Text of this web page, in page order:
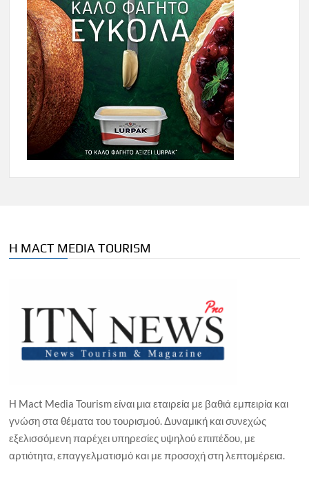
Η MACT MEDIA TOURISM
Η Mact Media Tourism είναι μια εταιρεία με βαθιά εμπειρία και
γνώση στα θέματα του τουρισμού. Δυναμική και συνεχώς
εξελισσόμενη παρέχει υπηρεσίες υψηλού επιπέδου, με
αρτιότητα, επαγγελματισμό και με προσοχή στη λεπτομέρεια.